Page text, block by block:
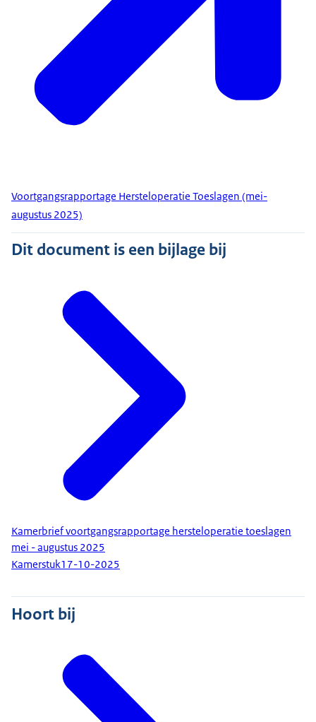
Voortgangsrapportage Hersteloperatie Toeslagen (mei-
augustus 2025)
Dit document is een bijlage bij
Kamerbrief voortgangsrapportage hersteloperatie toeslagen
mei - augustus 2025
Kamerstuk17-10-2025
Hoort bij